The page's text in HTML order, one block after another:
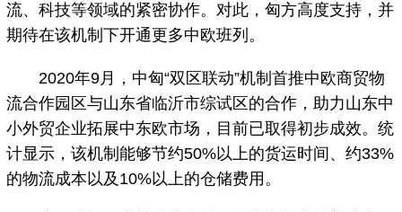
流、科技等领域的紧密协作。对此，匈方高度支持，并
期待在该机制下开通更多中欧班列。
2020年9月，中匈“双区联动”机制首推中欧商贸物
流合作园区与山东省临沂市综试区的合作，助力山东中
小外贸企业拓展中东欧市场，目前已取得初步成效。统
计显示，该机制能够节约50%以上的货运时间、约33%
的物流成本以及10%以上的仓储费用。